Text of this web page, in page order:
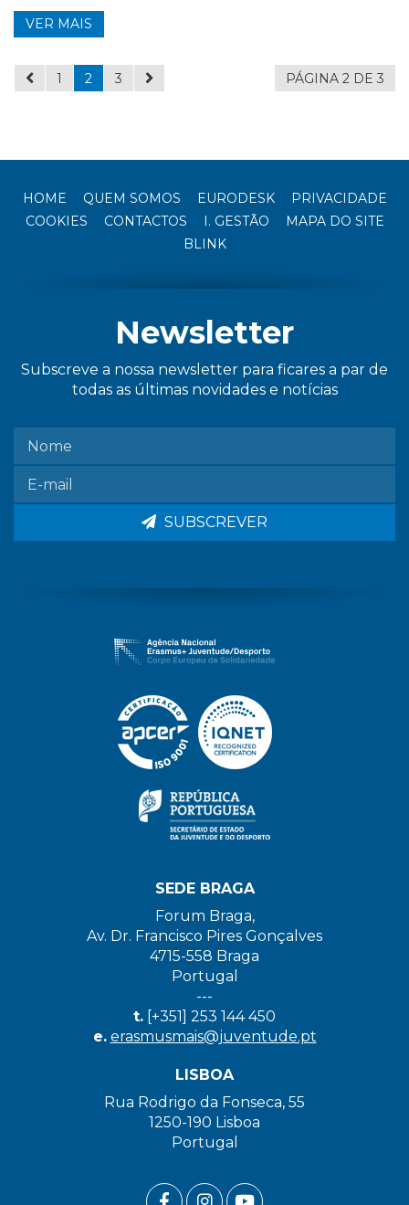
VER MAIS
1 2 3 PÁGINA 2 DE 3
HOME QUEM SOMOS EURODESK
PRIVACIDADE
COOKIES
CONTACTOS I. GESTÃO
MAPA DO SITE
BLINK
Newsletter
Subscreve a nossa newsletter para ficares a par de
todas as últimas novidades e notícias
SUBSCREVER
SEDE BRAGA
Forum Braga,
Av. Dr. Francisco Pires Gonçalves
4715-558 Braga
Portugal
---
t. [+351] 253 144 450
e. erasmusmais@juventude.pt
LISBOA
Rua Rodrigo da Fonseca, 55
1250-190 Lisboa
Portugal
FACEBOOK LINK
INSTAGRAM LINK
YOUTUBE LINK